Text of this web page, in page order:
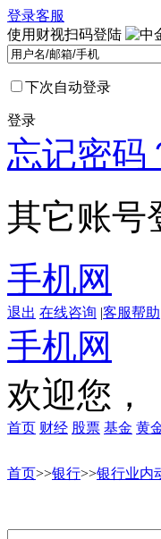
登录客服
使用财视扫码登陆
下次自动登录
登录
忘记密码
其它账号
手机网
退出 在线咨询 |客服帮助
手机网
欢迎您，
首页 财经 股票 基金 黄
首页>>银行>>银行业内